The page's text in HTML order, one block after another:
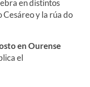
en distintos
Cesáreoy la rúa do
en Ourense
el